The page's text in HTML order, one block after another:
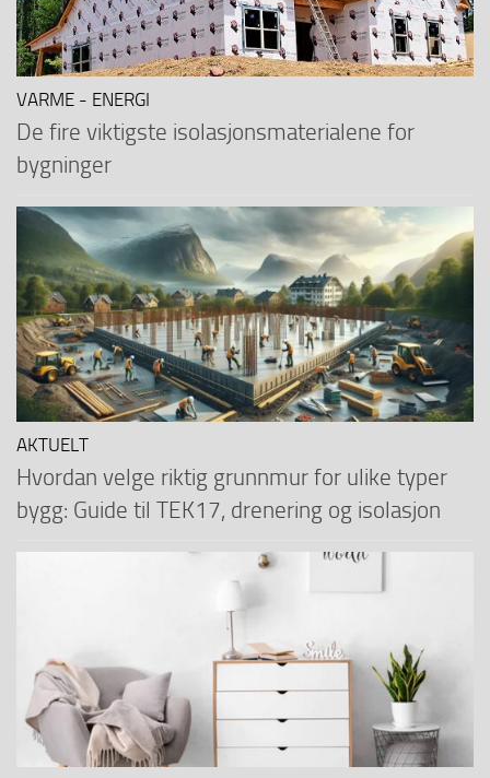
VARME - ENERGI
De fire viktigste isolasjonsmaterialene for
bygninger
AKTUELT
Hvordan velge riktig grunnmur for ulike typer
bygg: Guide til TEK17, drenering og isolasjon